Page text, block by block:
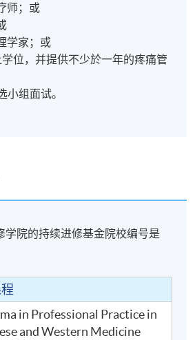
师；或
学家；或
位，并提供不少於一年的疼痛管
小组面试。
学院的持续进修基金院校编号是
in Professional Practice in
and Western Medicine